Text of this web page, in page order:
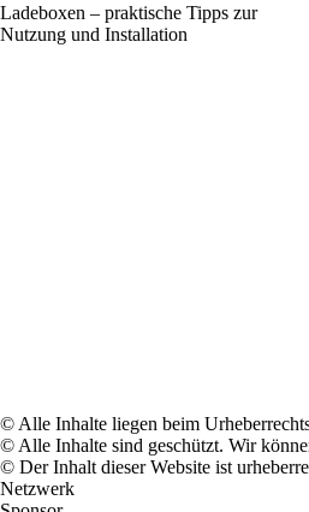
Ladeboxen – praktische Tipps zur
Nutzung und Installation
© Alle Inhalte liegen beim
© Alle Inhalte sind geschützt. Wir
© Der Inhalt dieser Website ist
Netzwerk